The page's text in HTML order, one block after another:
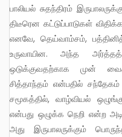
பாலியல் சுதந்திரம்
திடீரென கட்டுப்பாடுகள்
எனவே, தெய்வாம்சம்,
உருவாயின. அந்த
ஒடுக்குவதற்காக முன்
சித்தாந்தம் என்பதில்
சமூகத்தில், வாழ்வியல்
என்பது ஒழுக்க நெறி என்ற
அது இருபாலருக்கும்